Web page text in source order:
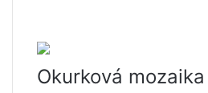
Okurková